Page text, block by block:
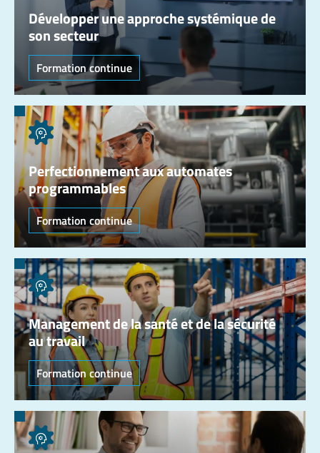
Développer une approche systémique de
son secteur
Formation continue
Perfectionnement aux automates
programmables
Formation continue
Management de la santé et de la sécurité
au travail
Formation continue